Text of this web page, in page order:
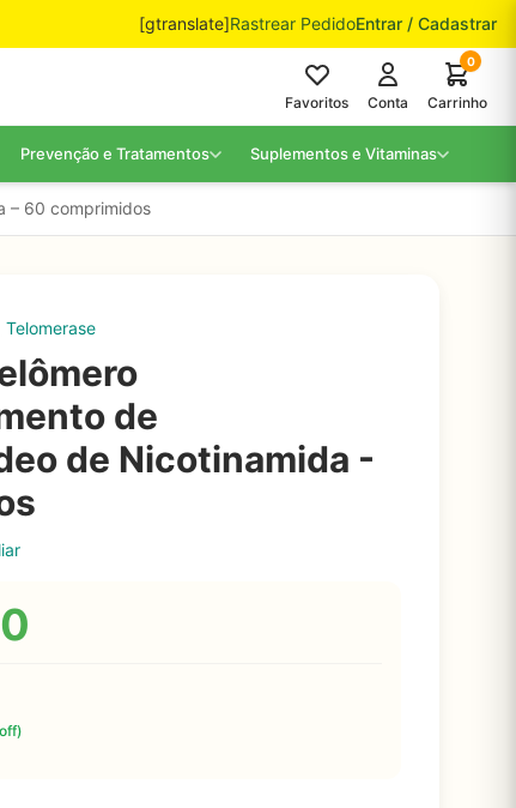
[gtranslate]Rastrear PedidoEntrar / Cadastrar
Favoritos Conta
0
Carrinho
Prevenção e Tratamentos Suplementos e Vitaminas
– 60 comprimidos
Telomerase
de
de Nicotinamida -